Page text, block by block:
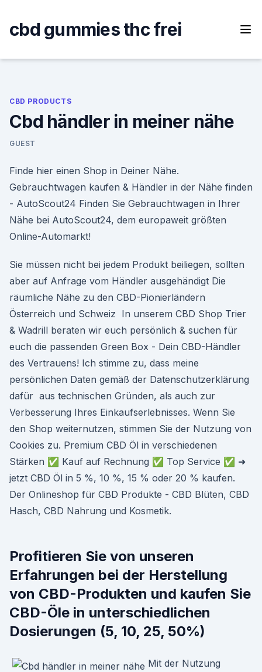
content
cbd gummies thc frei
CBD PRODUCTS
Cbd händler in meiner nähe
GUEST
Finde hier einen Shop in Deiner Nähe.
Gebrauchtwagen kaufen & Händler in der Nähe finden
- AutoScout24 Finden Sie Gebrauchtwagen in Ihrer
Nähe bei AutoScout24, dem europaweit größten
Online-Automarkt!
Sie müssen nicht bei jedem Produkt beiliegen, sollten
aber auf Anfrage vom Händler ausgehändigt Die
räumliche Nähe zu den CBD-Pionierländern
Österreich und Schweiz In unserem CBD Shop Trier
& Wadrill beraten wir euch persönlich & suchen für
euch die passenden Green Box - Dein CBD-Händler
des Vertrauens! Ich stimme zu, dass meine
persönlichen Daten gemäß der Datenschutzerklärung
dafür aus technischen Gründen, als auch zur
Verbesserung Ihres Einkaufserlebnisses. Wenn Sie
den Shop weiternutzen, stimmen Sie der Nutzung von
Cookies zu. Premium CBD Öl in verschiedenen
Stärken ✅ Kauf auf Rechnung ✅ Top Service ✅ ➜
jetzt CBD Öl in 5 %, 10 %, 15 % oder 20 % kaufen.
Der Onlineshop für CBD Produkte - CBD Blüten, CBD
Hasch, CBD Nahrung und Kosmetik.
Profitieren Sie von unseren
Erfahrungen bei der Herstellung
von CBD-Produkten und kaufen Sie
CBD-Öle in unterschiedlichen
Dosierungen (5, 10, 25, 50%)
Mit der Nutzung